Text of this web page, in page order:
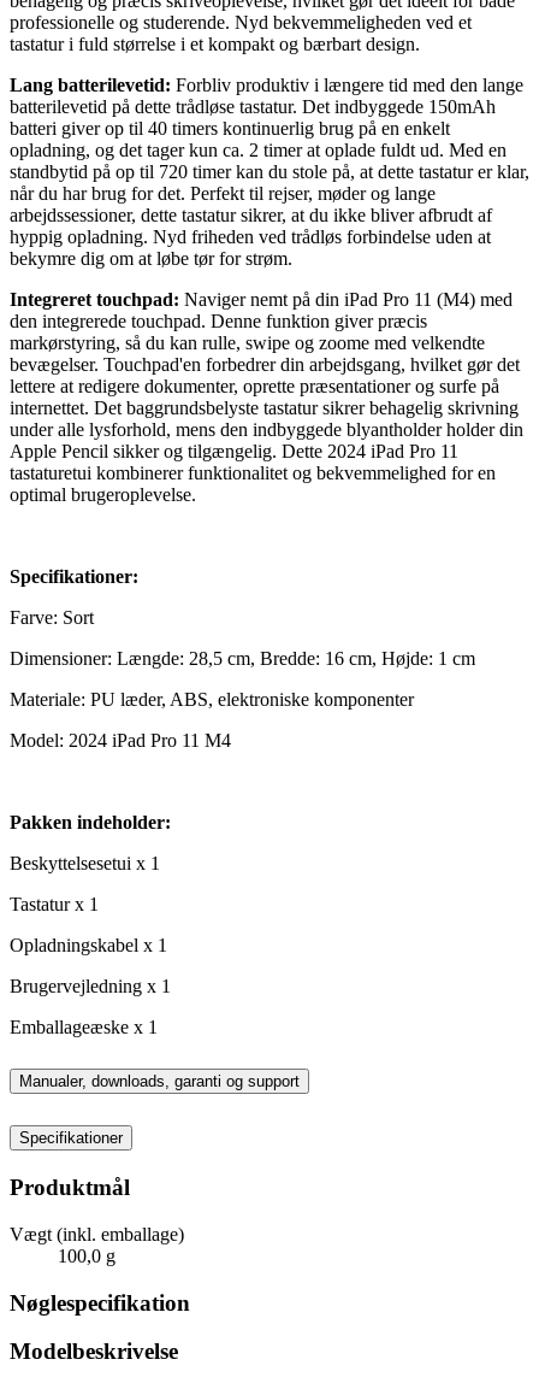
professionelle og studerende. Nyd bekvemmeligheden ved et
tastatur i fuld størrelse i et kompakt og bærbart design.
Lang batterilevetid: Forbliv produktiv i længere tid med den lange
batterilevetid på dette trådløse tastatur. Det indbyggede 150mAh
batteri giver op til 40 timers kontinuerlig brug på en enkelt
opladning, og det tager kun ca. 2 timer at oplade fuldt ud. Med en
standbytid på op til 720 timer kan du stole på, at dette tastatur er klar,
når du har brug for det. Perfekt til rejser, møder og lange
arbejdssessioner, dette tastatur sikrer, at du ikke bliver afbrudt af
hyppig opladning. Nyd friheden ved trådløs forbindelse uden at
bekymre dig om at løbe tør for strøm.
Integreret touchpad: Naviger nemt på din iPad Pro 11 (M4) med
den integrerede touchpad. Denne funktion giver præcis
markørstyring, så du kan rulle, swipe og zoome med velkendte
bevægelser. Touchpad'en forbedrer din arbejdsgang, hvilket gør det
lettere at redigere dokumenter, oprette præsentationer og surfe på
internettet. Det baggrundsbelyste tastatur sikrer behagelig skrivning
under alle lysforhold, mens den indbyggede blyantholder holder din
Apple Pencil sikker og tilgængelig. Dette 2024 iPad Pro 11
tastaturetui kombinerer funktionalitet og bekvemmelighed for en
optimal brugeroplevelse.
Specifikationer:
Farve: Sort
Dimensioner: Længde: 28,5 cm, Bredde: 16 cm, Højde: 1 cm
Materiale: PU læder, ABS, elektroniske komponenter
Model: 2024 iPad Pro 11 M4
Pakken indeholder:
Beskyttelsesetui x 1
Tastatur x 1
Opladningskabel x 1
Brugervejledning x 1
Emballageæske x 1
Manualer, downloads, garanti og support
Specifikationer
Produktmål
Vægt (inkl. emballage)
100,0 g
Nøglespecifikation
Modelbeskrivelse